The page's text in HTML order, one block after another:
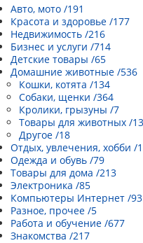
Каталог сайтов
| Регистрация |
Авто, мото /191
Красота и здоровье /177
Недвижимость /216
Бизнес и услуги /714
Детские товары /65
Домашние животные /536
Кошки, котята /134
Собаки, щенки /364
Кролики, грызуны /7
Товары для животных /13
Другое /18
Отдых, увлечения, хобби /
Одежда и обувь /79
Товары для дома /213
Электроника /85
Компьютеры Интернет /93
Разное, прочее /5
Работа и обучение /677
Знакомства /217